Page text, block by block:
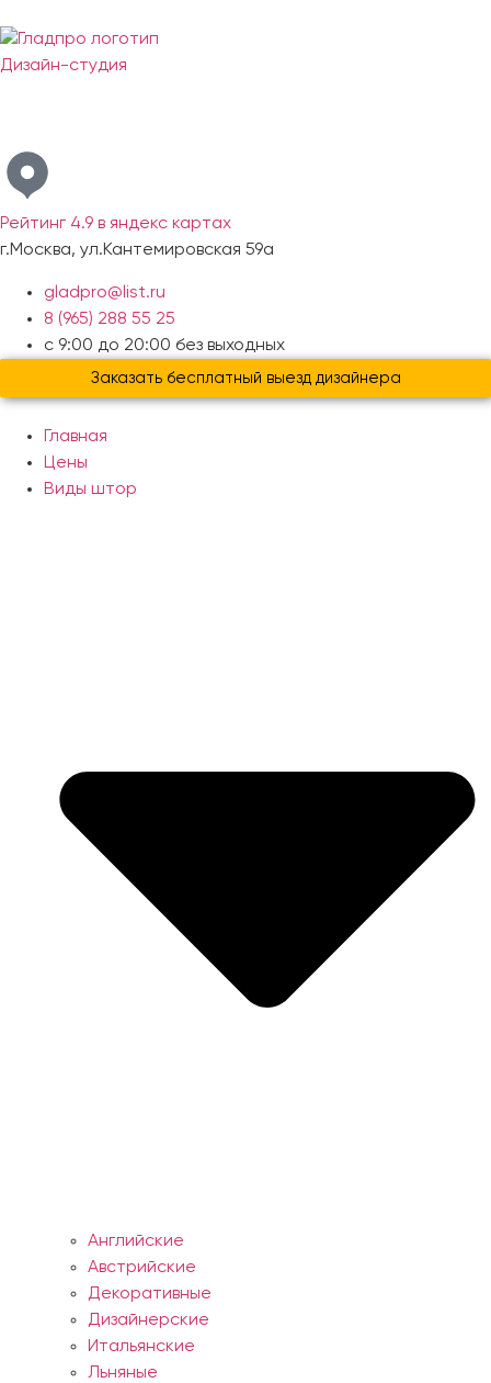
Дизайн-студия
Рейтинг 4.9 в яндекс картах
г.Москва, ул.Кантемировская 59а
gladpro@list.ru
8 (965) 288 55 25
с 9:00 до 20:00 без выходных
Заказать бесплатный выезд дизайнера
Главная
Цены
Виды штор
Английские
Австрийские
Декоративные
Дизайнерские
Итальянские
Льняные